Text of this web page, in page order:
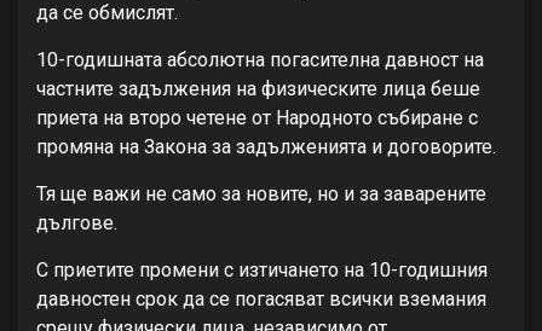
да се обмислят.
10-годишната абсолютна погасителна давност на
частните задължения на физическите лица беше
приета на второ четене от Народното събиране с
промяна на Закона за задълженията и договорите.
Тя ще важи не само за новите, но и за заварените
дългове.
С приетите промени с изтичането на 10-годишния
давностен срок да се погасяват всички вземания